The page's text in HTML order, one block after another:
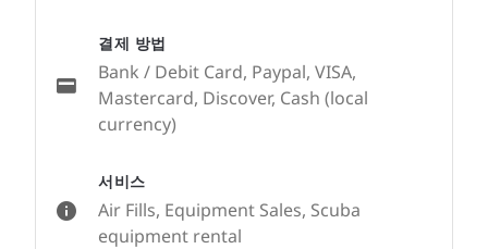
서비스
Air Fills, Equipment Sales, Scuba
equipment rental
결제 방법
Bank / Debit Card, Paypal, VISA,
Mastercard, Discover, Cash (local
currency)